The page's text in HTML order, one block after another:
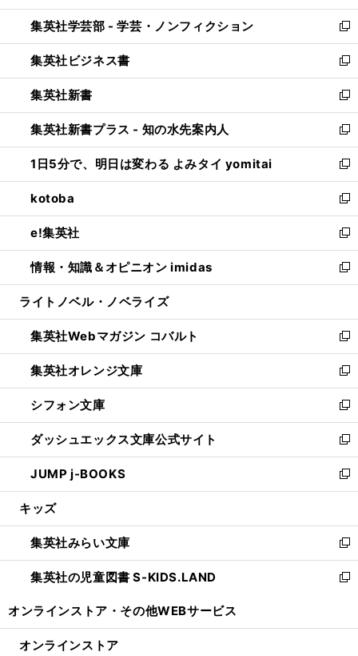
開
く
ウ
で
開
く
ン
ド
ウ
で
開
く
ウ
ィ
ン
ド
ウ
で
開
く
集英社学芸部 - 学芸・ノンフィクション
新
し
い
ウ
ィ
ン
ド
ウ
で
開
く
集英社ビジネス書
新
し
い
ウ
ィ
ン
ド
ウ
で
開
く
集英社新書
新
し
い
ウ
ィ
ン
ド
ウ
で
開
く
集英社新書プラス - 知の水先案内人
新
し
い
ウ
ィ
ン
ド
ウ
で
開
1日5分で、明日は変わる よみタイ yomitai
新
し
い
ウ
ィ
ン
ド
ウ
開
く
kotoba
新
し
い
ウ
ィ
ン
ウ
で
開
く
e!集英社
新
し
い
ウ
ン
ド
ウ
で
開
く
情報・知識＆オピニオン imidas
新
し
ウ
ィ
ン
ド
ウ
で
開
く
ライトノベル・ノベライズ
集英社Webマガジン コバルト
新
し
い
ウ
ィ
ン
ド
ウ
で
開
集英社オレンジ文庫
新
し
い
ウ
ィ
ン
ド
ウ
開
く
シフォン文庫
新
し
い
ウ
ィ
ン
ウ
で
開
く
ダッシュエックス文庫公式サイト
新
し
い
ウ
ン
ド
ウ
で
JUMP j-BOOKS
新
し
ウ
ィ
ン
ド
開
キッズ
集英社みらい文庫
新
し
い
ン
集英社の児童図書 S-KIDS.LAND
新
ウ
オンラインストア・ その他WEBサービス
オンラインストア